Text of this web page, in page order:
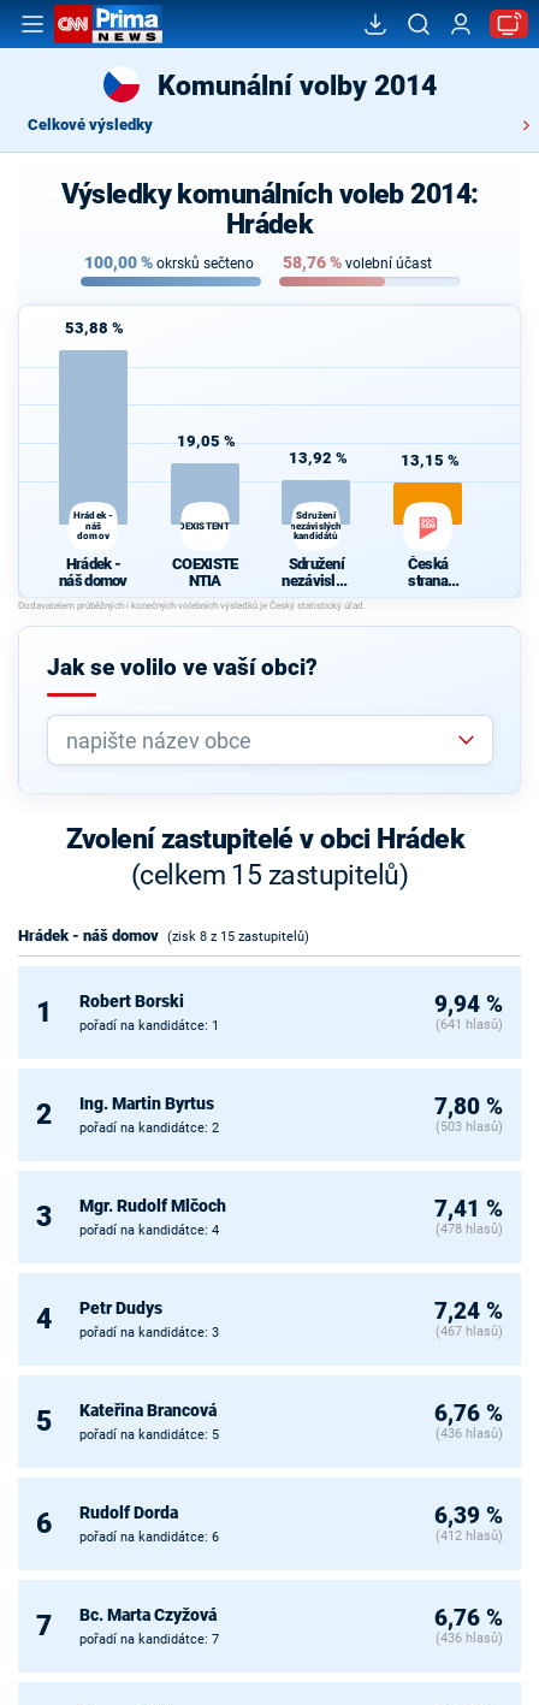
Komunální volby 2014
Celkové výsledky
Výsledky komunálních voleb 2014:
Hrádek
100,00% okrsků sečteno 58,76% volební účast
53,88 %
Hrádek -
náš
domov
Hrádek -
náš domov
19,05 %
COEXISTENTIA
COEXISTE
NTIA
13,92 %
Sdružení
nezávislých
kandidátů
Sdružení
nezávislýc
h
kandidátů
13,15 %
Česká
strana
sociálně
cká
Jak se volilo ve vaší obci?
Zvolení zastupitelé v obci Hrádek
(celkem 15 zastupitelů)
Hrádek - náš domov (zisk 8 z 15 zastupitelů)
1 Robert Borski
pořadí na kandidátce: 1
9,94 %
(641 hlasů)
2 Ing. Martin Byrtus
pořadí na kandidátce: 2
7,80 %
(503 hlasů)
3 Mgr. Rudolf Mlčoch
pořadí na kandidátce: 4
7,41 %
(478 hlasů)
4 Petr Dudys
pořadí na kandidátce: 3
7,24 %
(467 hlasů)
5 Kateřina Brancová
pořadí na kandidátce: 5
6,76 %
(436 hlasů)
6 Rudolf Dorda
pořadí na kandidátce: 6
6,39 %
(412 hlasů)
7 Bc. Marta Czyžová
pořadí na kandidátce: 7
6,76 %
(436 hlasů)